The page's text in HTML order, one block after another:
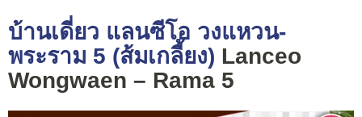
บ้านเดี่ยว แลนซีโอ วงแหวน-
พระราม 5 (ส้มเกลี้ยง) Lanceo
Wongwaen – Rama 5